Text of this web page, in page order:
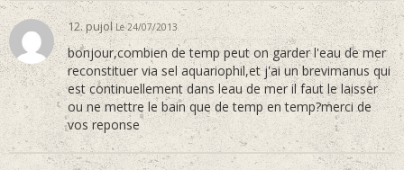
12.pujol Le 24/07/2013
bonjour,combien de temp peut on garder l'eau de mer
reconstituer via sel aquariophil,et j'ai un brevimanus qui
est continuellement dans leau de mer il faut le laisser
ou ne mettre le bain que de temp en temp?merci de
vos reponse